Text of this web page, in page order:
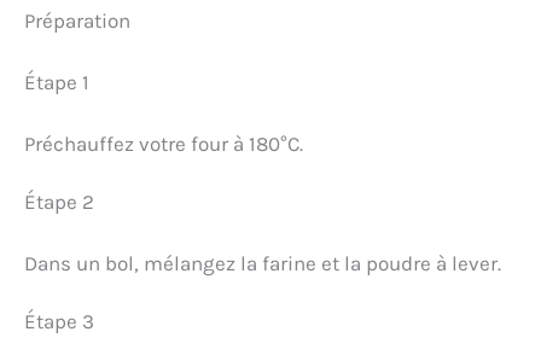
Préparation
Étape 1
Préchauffez votre four à 180°C.
Étape 2
Dans un bol, mélangez la farine et la poudre à lever.
Étape 3